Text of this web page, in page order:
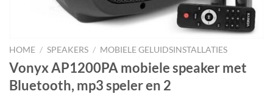
HOME / SPEAKERS / MOBIELE GELUIDSINSTALLATIES
Vonyx AP1200PA mobiele speaker met
Bluetooth, mp3 speler en 2